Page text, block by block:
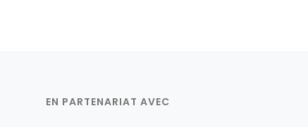
EN PARTENARIAT AVEC